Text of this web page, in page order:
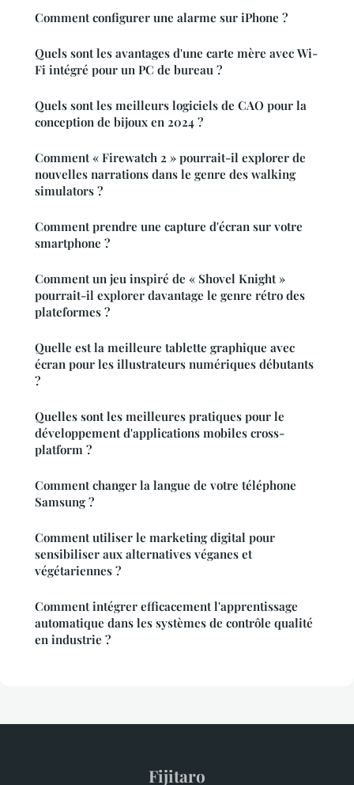
Comment configurer une alarme sur iPhone ?
Quels sont les avantages d'une carte mère avec Wi-
Fi intégré pour un PC de bureau ?
Quels sont les meilleurs logiciels de CAO pour la
conception de bijoux en 2024 ?
Comment « Firewatch 2 » pourrait-il explorer de
nouvelles narrations dans le genre des walking
simulators ?
Comment prendre une capture d'écran sur votre
smartphone ?
Comment un jeu inspiré de « Shovel Knight »
pourrait-il explorer davantage le genre rétro des
plateformes ?
Quelle est la meilleure tablette graphique avec
écran pour les illustrateurs numériques débutants
?
Quelles sont les meilleures pratiques pour le
développement d'applications mobiles cross-
platform ?
Comment changer la langue de votre téléphone
Samsung ?
Comment utiliser le marketing digital pour
sensibiliser aux alternatives véganes et
végétariennes ?
Comment intégrer efficacement l'apprentissage
automatique dans les systèmes de contrôle qualité
en industrie ?
Fijitaro